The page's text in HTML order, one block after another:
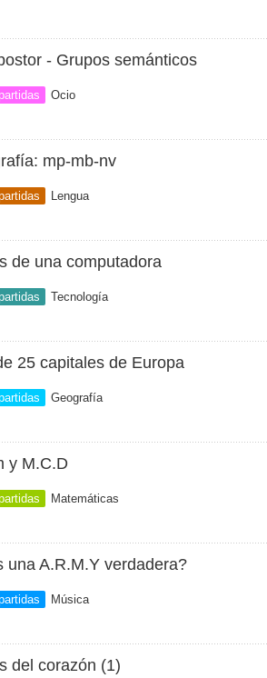
- Grupos semánticos
Ocio
mp-mb-nv
Lengua
de una computadora
Tecnología
25 capitales de Europa
Geografía
y M.C.D
Matemáticas
una A.R.M.Y verdadera?
Música
del corazón (1)